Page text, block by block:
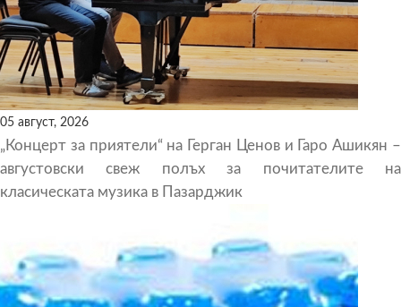
05 август, 2026
„Концерт за приятели“ на Герган Ценов и Гаро Ашикян –
августовски свеж полъх за почитателите на
класическата музика в Пазарджик